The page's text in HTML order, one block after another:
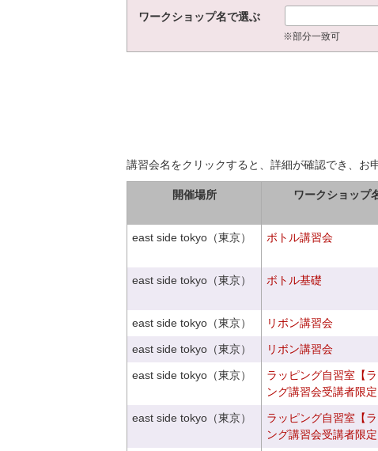
ワークショップ名で選ぶ
※部分一致可
講習会名をクリックすると、詳細が確認でき、お
開催場所 ワークショップ
east side tokyo（東京） ボトル講習会
east side tokyo（東京） ボトル基礎
east side tokyo（東京） リボン講習会
east side tokyo（東京） リボン講習会
east side tokyo（東京）
ラッピング自習室【
ング講習会受講者限定
east side tokyo（東京）
ラッピング自習室【
ング講習会受講者限定